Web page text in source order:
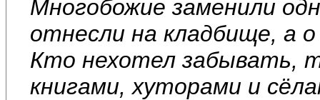
Многобожие заменили
отнесли на кладбище, а
Кто нехотел забывать,
книгами, хуторами и